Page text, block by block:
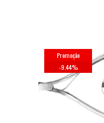
Promoção
-9.44%